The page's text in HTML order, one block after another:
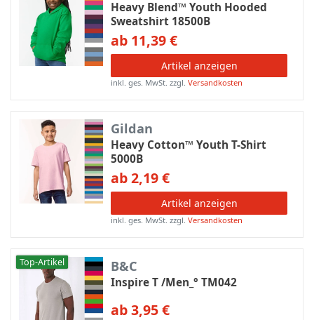
Heavy Blend™ Youth Hooded
Sweatshirt 18500B
ab 11,39 €
Artikel anzeigen
inkl. ges. MwSt. zzgl.Versandkosten
Gildan
Heavy Cotton™ Youth T-Shirt
5000B
ab 2,19 €
Artikel anzeigen
inkl. ges. MwSt. zzgl.Versandkosten
Top-Artikel B&C
Inspire T /Men_° TM042
ab 3,95 €